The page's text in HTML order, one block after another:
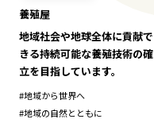
養殖屋
地域社会や地球全体に貢献で
きる持続可能な養殖技術の確
立を目指しています。
#地域から世界へ
#地域の自然とともに